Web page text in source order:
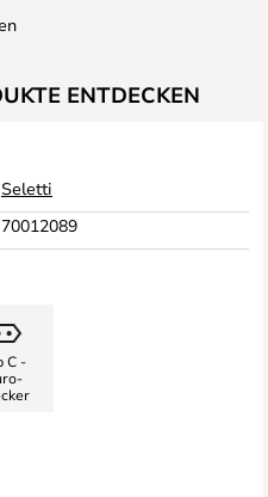
ENTDECKEN
Seletti
70012089
C -